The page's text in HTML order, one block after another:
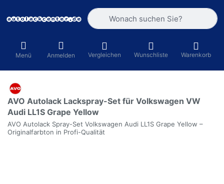
Geben Sie einen Suchbegriff ein.
Menü Anmelden Vergleichen Wunschliste Warenkorb
AVO Autolack Lackspray-Set für Volkswagen VW
Audi LL1S Grape Yellow
AVO Autolack Spray-Set Volkswagen Audi LL1S Grape Yellow –
Originalfarbton in Profi-Qualität